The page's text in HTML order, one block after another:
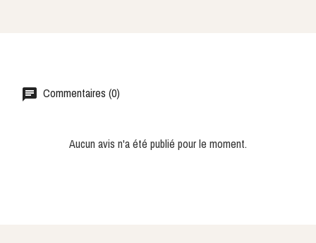
Commentaires (0)
Aucun avis n'a été publié pour le moment.